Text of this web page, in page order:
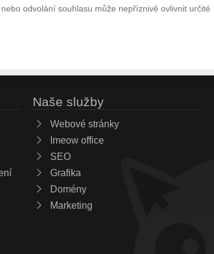
odvolání souhlasu může nepříznivě ovlivnit určité
Naše služby
Webové stránky
Imeow office
SEO
Grafika
Domény
Marketing